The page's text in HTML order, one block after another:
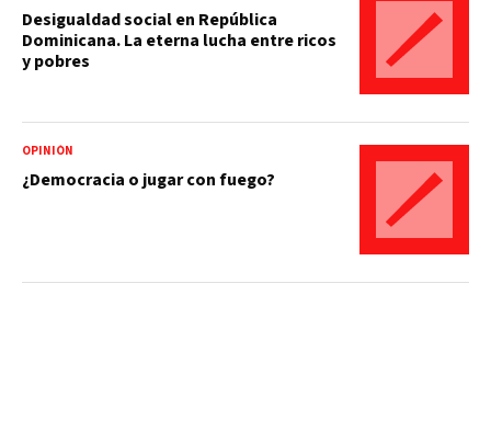
Desigualdad social en República
Dominicana. La eterna lucha entre ricos
y pobres
OPINIÓN
¿Democracia o jugar con fuego?